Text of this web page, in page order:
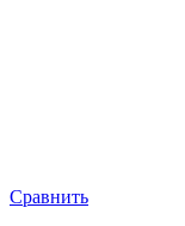
Сравнить